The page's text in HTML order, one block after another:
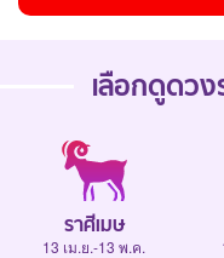
เลือกดูดวง
ราศีเมษ
13 เม.ย.-13 พ.ค.